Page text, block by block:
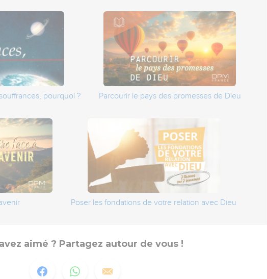
pourquoi ? Parcourir le pays des promesses de Dieu
Poser les fondations de votre relation avec Dieu
aimé ? Partagez autour de vous !